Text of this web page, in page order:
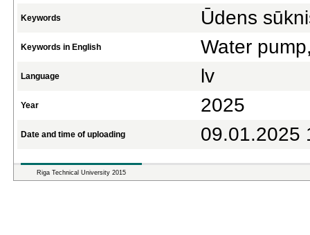
Keywords Ūdens
Keywords in English Water
Language lv
Year 2025
Date and time of uploading 09.01.2025
Riga Technical University 2015